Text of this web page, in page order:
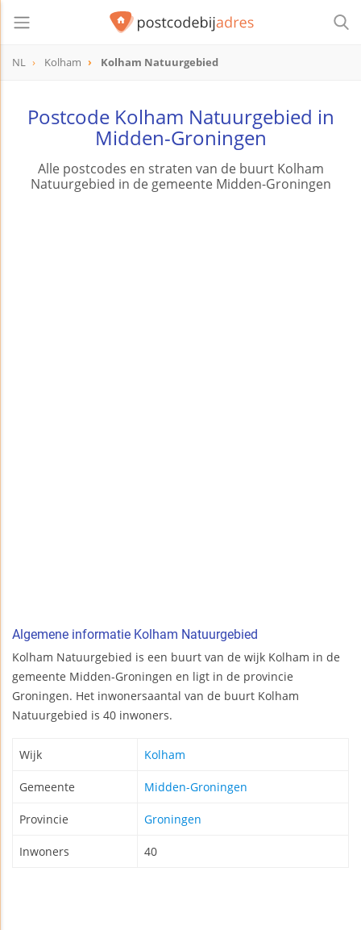
NL Kolham Kolham Natuurgebied
Postcode Kolham Natuurgebied in
Midden-Groningen
Alle postcodes en straten van de buurt Kolham
Natuurgebied in de gemeente Midden-Groningen
Algemene informatie Kolham Natuurgebied
Kolham Natuurgebied is een buurt van de wijk Kolham in de
gemeente Midden-Groningen en ligt in de provincie
Groningen. Het inwonersaantal van de buurt Kolham
Natuurgebied is 40 inwoners.
Wijk Kolham
Gemeente Midden-Groningen
Provincie Groningen
Inwoners 40